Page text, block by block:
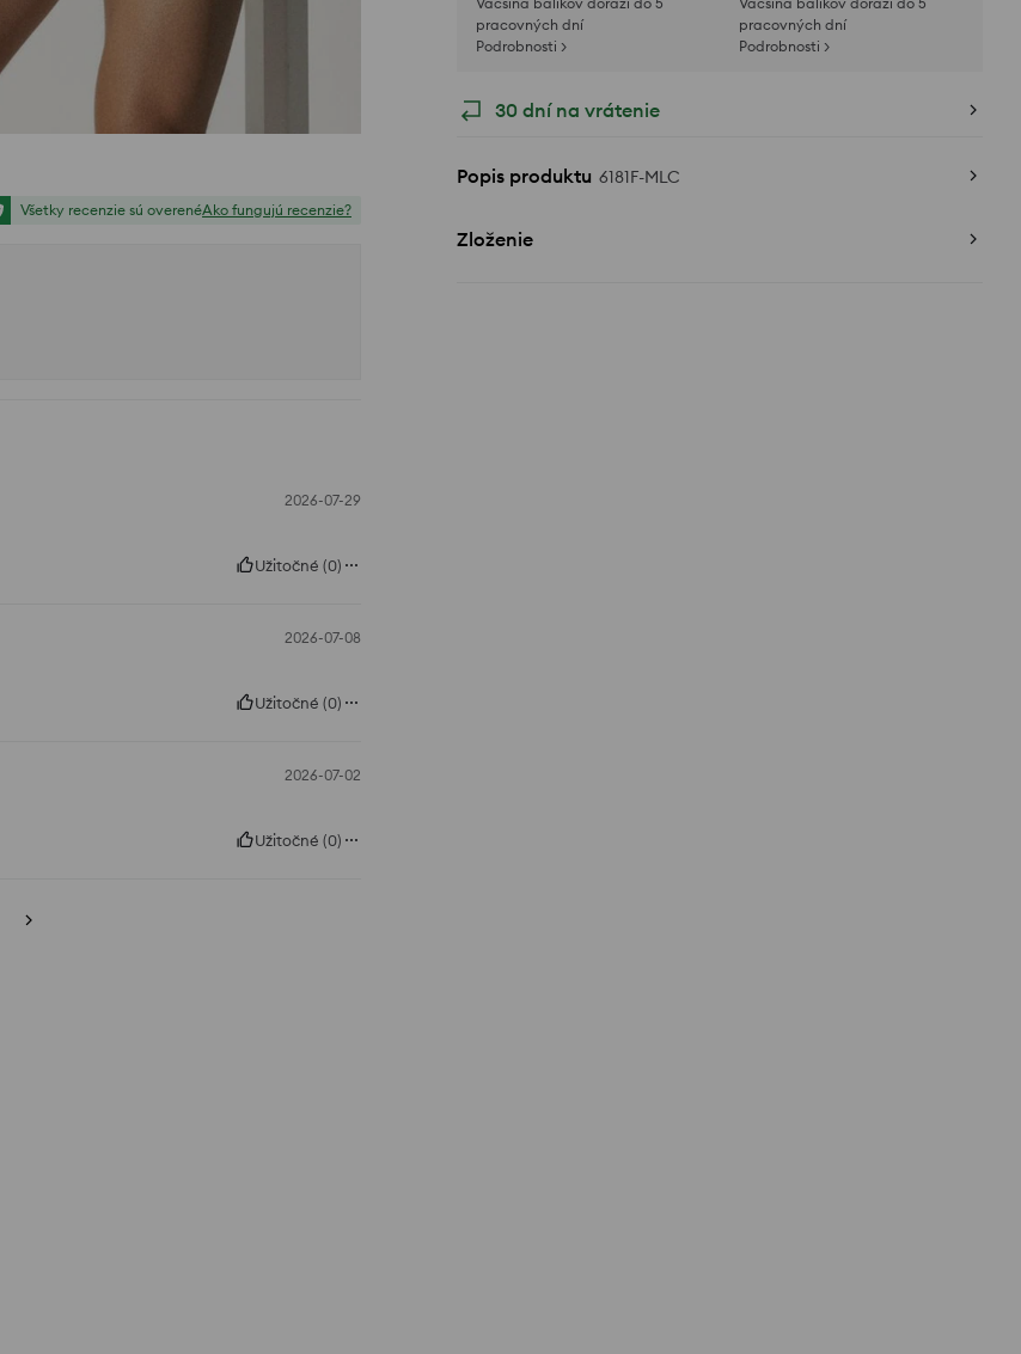
pracovných dní
Podrobnosti >
pracovných dní
Podrobnosti >
30 dní na vrátenie
Popis produktu 6181F-MLC
Zloženie
Všetky recenzie sú overenéAko fungujú recenzie?
2026-07-29
Užitočné (0)
2026-07-08
Užitočné (0)
2026-07-02
Užitočné (0)